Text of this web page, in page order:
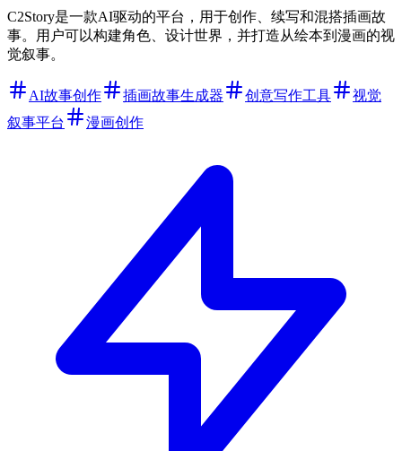
C2Story是一款AI驱动的平台，用于创作、续写和混搭插画故
事。用户可以构建角色、设计世界，并打造从绘本到漫画的视
觉叙事。
AI故事创作 插画故事生成器 创意写作工具
视觉
叙事平台
漫画创作